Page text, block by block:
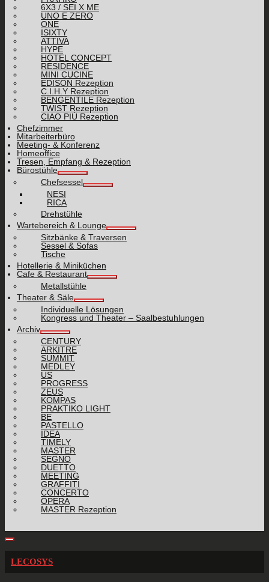
6X3 / SEI X ME
UNO E ZERO
ONE
ISIXTY
ATTIVA
HYPE
HOTEL CONCEPT
RESIDENCE
MINI CUCINE
EDISON Rezeption
C.I.H.Y Rezeption
BENGENTILE Rezeption
TWIST Rezeption
CIAO PIÙ Rezeption
Chefzimmer
Mitarbeiterbüro
Meeting- & Konferenz
Homeoffice
Tresen, Empfang & Rezeption
Bürostühle
Chefsessel
NESI
RICA
Drehstühle
Wartebereich & Lounge
Sitzbänke & Traversen
Sessel & Sofas
Tische
Hotellerie & Miniküchen
Cafe & Restaurant
Metallstühle
Theater & Säle
Individuelle Lösungen
Kongress und Theater – Saalbestuhlungen
Archiv
CENTURY
ARKITRE
SUMMIT
MEDLEY
US
PROGRESS
ZEUS
KOMPAS
PRAKTIKO LIGHT
BE
PASTELLO
IDEA
TIMELY
MASTER
SEGNO
DUETTO
MEETING
GRAFFITI
CONCERTO
OPERA
MASTER Rezeption
LECOSYS